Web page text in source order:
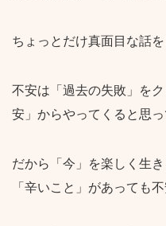
ちょっとだけ真面目な話を
不安は「過去の失敗」を
安」からやってくると思っ
だから「今」を楽しく生
「辛いこと」があっても